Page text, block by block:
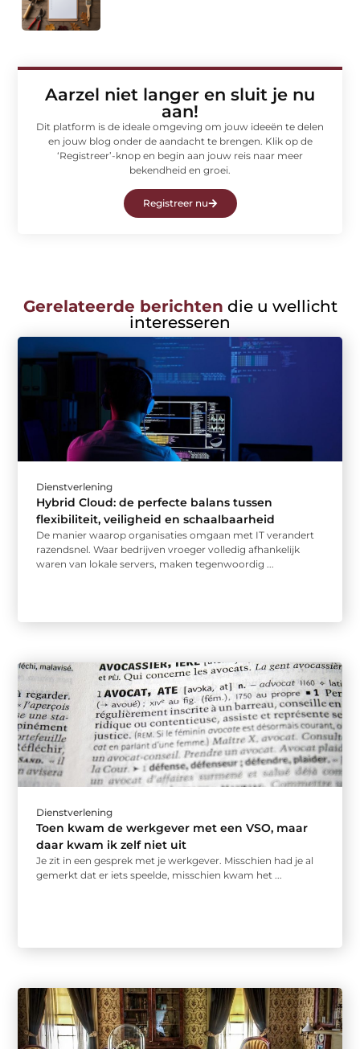
Aarzel niet langer en sluit je nu
aan!
Dit platform is de ideale omgeving om jouw ideeën te delen
en jouw blog onder de aandacht te brengen. Klik op de
‘Registreer’-knop en begin aan jouw reis naar meer
bekendheid en groei.
Registreer nu
Gerelateerde berichten die u wellicht
interesseren
Dienstverlening
Hybrid Cloud: de perfecte balans tussen
flexibiliteit, veiligheid en schaalbaarheid
De manier waarop organisaties omgaan met IT verandert
razendsnel. Waar bedrijven vroeger volledig afhankelijk
waren van lokale servers, maken tegenwoordig ...
Dienstverlening
Toen kwam de werkgever met een VSO, maar
daar kwam ik zelf niet uit
Je zit in een gesprek met je werkgever. Misschien had je al
gemerkt dat er iets speelde, misschien kwam het ...